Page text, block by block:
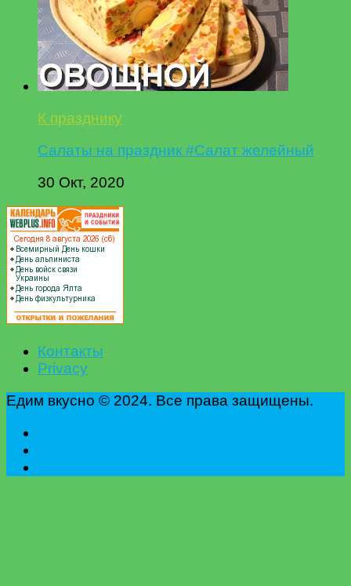
К празднику
Салаты на праздник #Салат желейный
30 Окт, 2020
Контакты
Privacy
Едим вкусно © 2024. Все права защищены.